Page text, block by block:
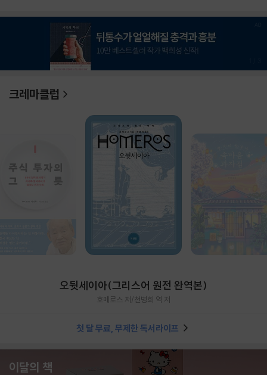
크레마클럽
오뒷세이아(그리스어 원전 완역본)
호메로스 저/천병희 역 저
첫 달 무료, 무제한 독서라이프
이달의 책